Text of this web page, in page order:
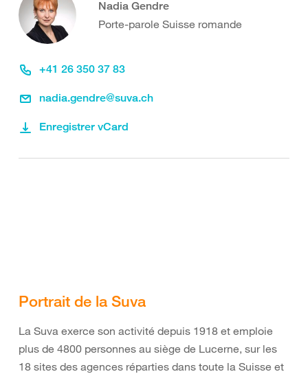
Nadia Gendre
Porte-parole Suisse romande
+41 26 350 37 83
nadia.gendre@suva.ch
Enregistrer vCard
Portrait de la Suva
La Suva exerce son activité depuis 1918 et emploie
plus de 4800 personnes au siège de Lucerne, sur les
18 sites des agences réparties dans toute la Suisse et